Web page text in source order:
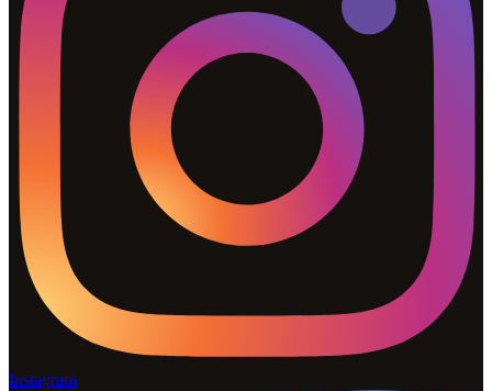
Instagram